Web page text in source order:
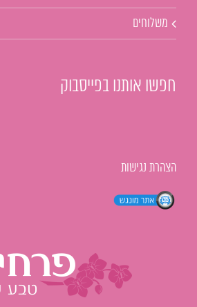
משלוחים
חפשו אותנו בפייסבוק
הצהרת נגישות